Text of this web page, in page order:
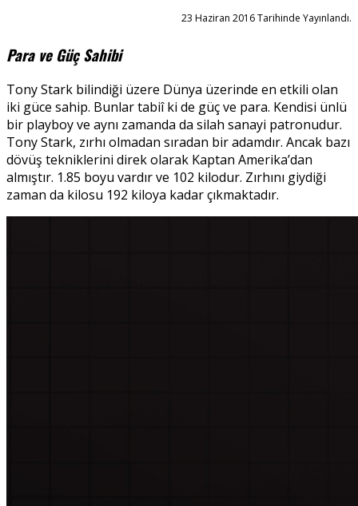
23 Haziran 2016 Tarihinde Yayınlandı.
Para ve Güç Sahibi
Tony Stark bilindiği üzere Dünya üzerinde en etkili olan
iki güce sahip. Bunlar tabiî ki de güç ve para. Kendisi ünlü
bir playboy ve aynı zamanda da silah sanayi patronudur.
Tony Stark, zırhı olmadan sıradan bir adamdır. Ancak bazı
dövüş tekniklerini direk olarak Kaptan Amerika’dan
almıştır. 1.85 boyu vardır ve 102 kilodur. Zırhını giydiği
zaman da kilosu 192 kiloya kadar çıkmaktadır.